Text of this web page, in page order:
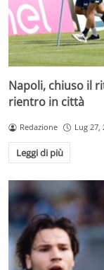
Napoli, chiuso il
rientro in città
Redazione Lug 27,
Leggi di più